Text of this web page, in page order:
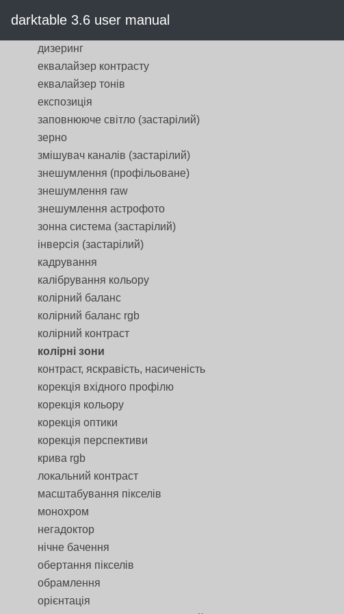
darktable 3.6 user manual
демозаїкізація
дизеринг
еквалайзер контрасту
еквалайзер тонів
експозиція
заповнююче світло (застарілий)
зерно
змішувач каналів (застарілий)
знешумлення (профільоване)
знешумлення raw
знешумлення астрофото
зонна система (застарілий)
інверсія (застарілий)
кадрування
калібрування кольору
колірний баланс
колірний баланс rgb
колірний контраст
колірні зони
контраст, яскравість, насиченість
корекція вхідного профілю
корекція кольору
корекція оптики
корекція перспективи
крива rgb
локальний контраст
масштабування пікселів
монохром
негадоктор
нічне бачення
обертання пікселів
обрамлення
орієнтація